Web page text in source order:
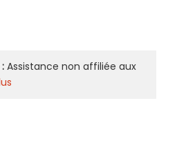
Assistance non affiliée aux